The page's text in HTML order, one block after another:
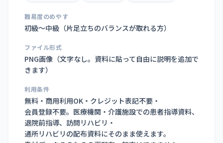
難易度のめやす
初級〜中級（片足立ちのバランスが取れる方）
ファイル形式
PNG画像（文字なし。資料に貼って自由に説明を追加で
きます）
利用条件
無料・商用利用OK・クレジット表記不要・
会員登録不要。医療機関・介護施設での患者指導資料、
退院前指導、訪問リハビリ・
通所リハビリの配布資料にそのまま使えます。